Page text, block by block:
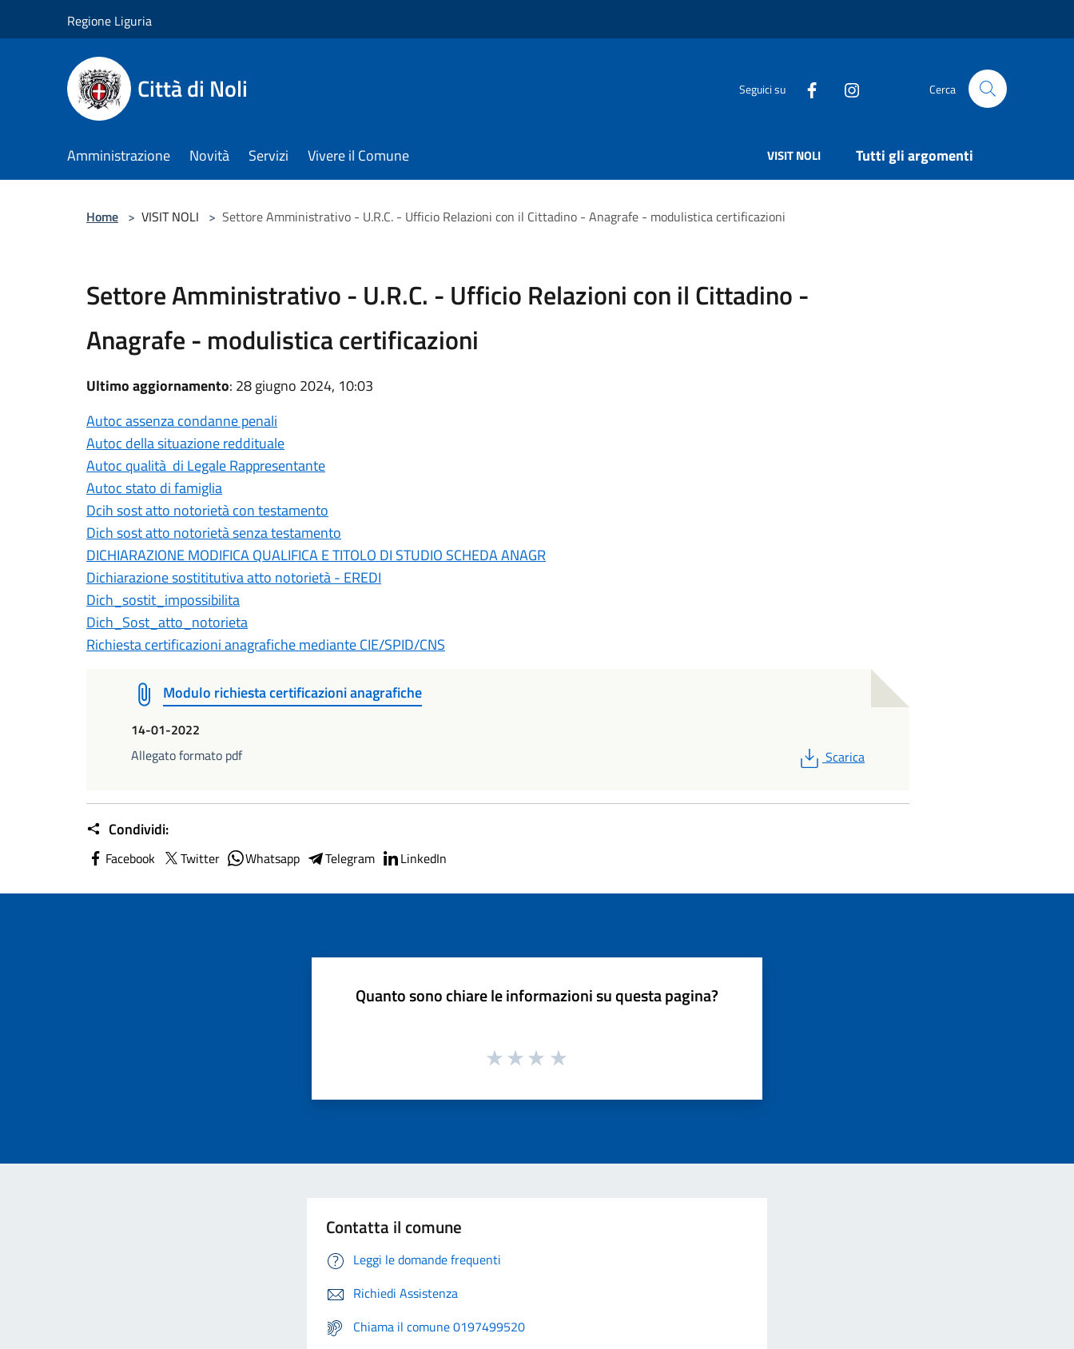
Regione Liguria
Città di Noli Seguici su Cerca
Amministrazione Novità Servizi Vivere il Comune VISIT NOLI Tutti gli argomenti
Home > VISIT NOLI > Settore Amministrativo - U.R.C. - Ufficio Relazioni con il Cittadino - Anagrafe - modulistica certificazioni
Settore Amministrativo - U.R.C. - Ufficio Relazioni con il Cittadino -
Anagrafe - modulistica certificazioni
Ultimo aggiornamento: 28 giugno 2024, 10:03
Autoc assenza condanne penali
Autoc della situazione reddituale
Autoc qualità di Legale Rappresentante
Autoc stato di famiglia
Dcih sost atto notorietà con testamento
Dich sost atto notorietà senza testamento
DICHIARAZIONE MODIFICA QUALIFICA E TITOLO DI STUDIO SCHEDA ANAGR
Dichiarazione sostititutiva atto notorietà - EREDI
Dich_sostit_impossibilita
Dich_Sost_atto_notorieta
Richiesta certificazioni anagrafiche mediante CIE/SPID/CNS
Modulo richiesta certificazioni anagrafiche
14-01-2022
Allegato formato pdf
PDF
Scarica
Condividi:
Facebook Twitter Whatsapp Telegram LinkedIn
Quanto sono chiare le informazioni su questa pagina?
Contatta il comune
Leggi le domande frequenti
Richiedi Assistenza
Chiama il comune 0197499520